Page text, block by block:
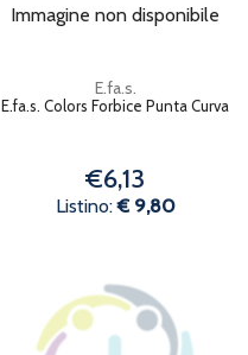
Immagine non disponibile
E.fa.s.
E.fa.s. Colors Forbice Punta Curva
€6,13
Listino:€ 9,80